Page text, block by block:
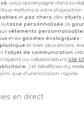
, vous accompagne dans la
mettons à votre disposition
et pas chers , des objets
la tasse personnalisée , la
vêtements
et les goodies écologiques :
et bien plus encore.
l’objet de communication
ou collaborateurs (clé
…) et bénéficiez du
que d’une livraison rapide.
en direct